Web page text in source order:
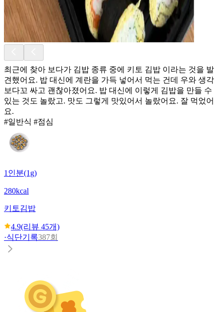
최근에 찾아 보다가 김밥 종류 중에 키토 김밥 이라는 것을 발
견했어요. 밥 대신에 계란을 가득 넣어서 먹는 건데 우와 생각
보다꼬 싸고 괜찮아졌어요. 밥 대신에 이렇게 김밥을 만들 수
있는 것도 놀랐고. 맛도 그렇게 맛있어서 놀랐어요. 잘 먹었어
요.
#일반식 #점심
1인분(1g)
280kcal
키토김밥
4.9(리뷰 45개)
·식단기록387회